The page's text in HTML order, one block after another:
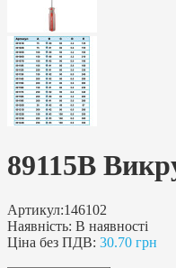
89115B
Артикул:146102
Наявність: В наявності
Ціна без ПДВ: 30.70 грн